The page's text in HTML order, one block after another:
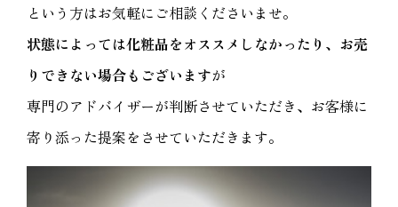
という方はお気軽にご相談くださいませ。
状態によっては化粧品をオススメしなかったり、お売
りできない場合もございますが
専門のアドバイザーが判断させていただき、お客様に
寄り添った提案をさせていただきます。